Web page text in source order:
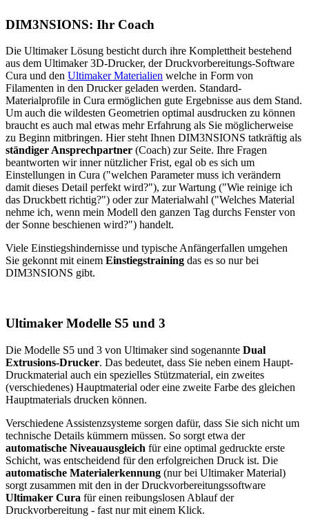
DIM3NSIONS: Ihr Coach
Die Ultimaker Lösung besticht durch ihre Komplettheit bestehend
aus dem Ultimaker 3D-Drucker, der Druckvorbereitungs-Software
Cura und den Ultimaker Materialien welche in Form von
Filamenten in den Drucker geladen werden. Standard-
Materialprofile in Cura ermöglichen gute Ergebnisse aus dem Stand.
Um auch die wildesten Geometrien optimal ausdrucken zu können
braucht es auch mal etwas mehr Erfahrung als Sie möglicherweise
zu Beginn mitbringen. Hier steht Ihnen DIM3NSIONS tatkräftig als
ständiger Ansprechpartner (Coach) zur Seite. Ihre Fragen
beantworten wir inner nützlicher Frist, egal ob es sich um
Einstellungen in Cura ("welchen Parameter muss ich verändern
damit dieses Detail perfekt wird?"), zur Wartung ("Wie reinige ich
das Druckbett richtig?") oder zur Materialwahl ("Welches Material
nehme ich, wenn mein Modell den ganzen Tag durchs Fenster von
der Sonne beschienen wird?") handelt.
Viele Einstiegshindernisse und typische Anfängerfallen umgehen
Sie gekonnt mit einem Einstiegstraining das es so nur bei
DIM3NSIONS gibt.
Ultimaker Modelle S5 und 3
Die Modelle S5 und 3 von Ultimaker sind sogenannte Dual
Extrusions-Drucker. Das bedeutet, dass Sie neben einem Haupt-
Druckmaterial auch ein spezielles Stützmaterial, ein zweites
(verschiedenes) Hauptmaterial oder eine zweite Farbe des gleichen
Hauptmaterials drucken können.
Verschiedene Assistenzsysteme sorgen dafür, dass Sie sich nicht um
technische Details kümmern müssen. So sorgt etwa der
automatische Niveauausgleich für eine optimal gedruckte erste
Schicht, was entscheidend für den erfolgreichen Druck ist. Die
automatische Materialerkennung (nur bei Ultimaker Material)
sorgt zusammen mit den in der Druckvorbereitungssoftware
Ultimaker Cura für einen reibungslosen Ablauf der
Druckvorbereitung - fast nur mit einem Klick.